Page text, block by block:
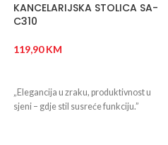
KANCELARIJSKA STOLICA SA-
C310
119,90KM
„Elegancija u zraku, produktivnost u
sjeni – gdje stil susreće funkciju.”